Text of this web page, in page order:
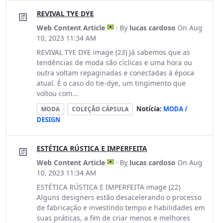
REVIVAL TYE DYE
Web Content Article
· By lucas cardoso On Aug
10, 2023 11:34 AM
REVIVAL TYE DYE image (23) Já sabemos que as
tendências de moda são cíclicas e uma hora ou
outra voltam repaginadas e conectadas à época
atual. É o caso do tie-dye, um tingimento que
voltou com...
MODA COLEÇÃO CÁPSULA Notícia: MODA /
DESIGN
ESTÉTICA RÚSTICA E IMPERFEITA
Web Content Article
· By lucas cardoso On Aug
10, 2023 11:34 AM
ESTÉTICA RÚSTICA E IMPERFEITA image (22)
Alguns designers estão desacelerando o processo
de fabricação e investindo tempo e habilidades em
suas práticas, a fim de criar menos e melhores